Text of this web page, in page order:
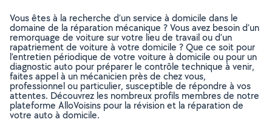
Vous êtes à la recherche d’un service à domicile dans le
domaine de la réparation mécanique ? Vous avez besoin d’un
remorquage de voiture sur votre lieu de travail ou d’un
rapatriement de voiture à votre domicile ? Que ce soit pour
l’entretien périodique de votre voiture à domicile ou pour un
diagnostic auto pour préparer le contrôle technique à venir,
faites appel à un mécanicien près de chez vous,
professionnel ou particulier, susceptible de répondre à vos
attentes. Découvrez les nombreux profils membres de notre
plateforme AlloVoisins pour la révision et la réparation de
votre auto à domicile.